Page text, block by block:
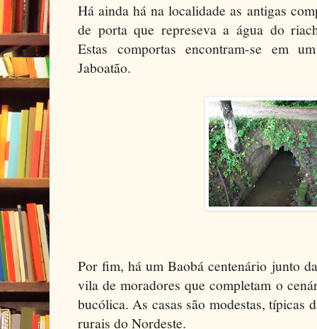
Há ainda há na localidade as antigas
de porta que represeva a água do
Estas comportas encontram-se em
Jaboatão.
Por fim, há um Baobá centenário junto
vila de moradores que completam o
bucólica. As casas são modestas, típicas
rurais do Nordeste.